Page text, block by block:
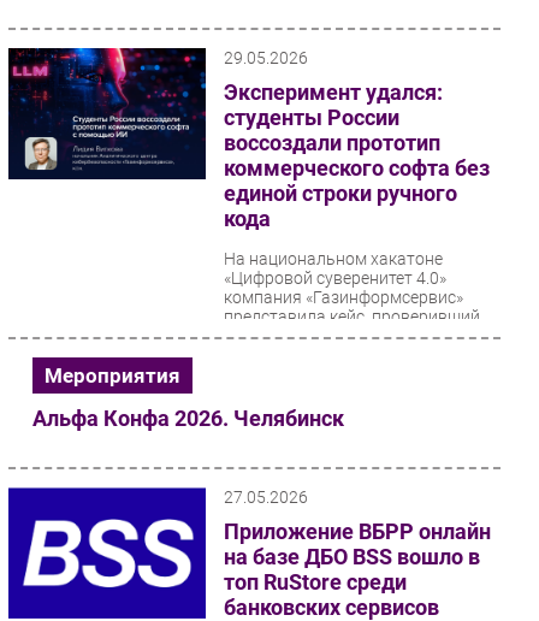
РАЗДЕЛЫ
Новости
Аналитика
Каталог компаний
29.05.2026
Эксперимент удался:
студенты России
воссоздали прототип
коммерческого софта без
единой строки ручного
кода
На национальном хакатоне
«Цифровой суверенитет 4.0»
компания «Газинформсервис»
представила кейс, проверивший
границы AI-разработки....
Мероприятия
Альфа Конфа 2026. Челябинск
27.05.2026
Приложение ВБРР онлайн
на базе ДБО BSS вошло в
топ RuStore среди
банковских сервисов